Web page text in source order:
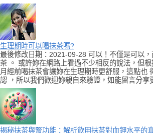
生理期時可以喝抹茶嗎?
最後修改日期：2021-09-28 可以！不僅是可以
茶 。 或許妳在網路上看過不少相反的說法，但
月經前喝抹茶會讓妳在生理期時更舒服，這點也
認 ，所以我們歡迎妳親自來驗證，如能留言分享
揭秘抹茶與腎功能：解析飲用抹茶對血鉀水平的